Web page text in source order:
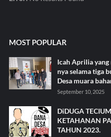
MOST POPULAR
Icah Aprilia
nya selama tiga
Desa muara
September 10, 2025
DiDUGA
KETAHANAN
TAHUN 2023.